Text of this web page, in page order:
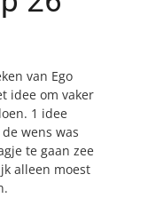
van Ego
idee om vaker
1 idee
wens was
te gaan zee
alleen moest